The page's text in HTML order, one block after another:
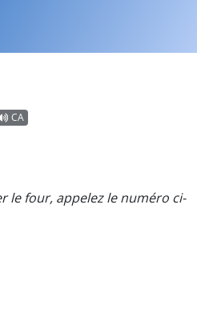
CA
le four, appelez le numéro ci-